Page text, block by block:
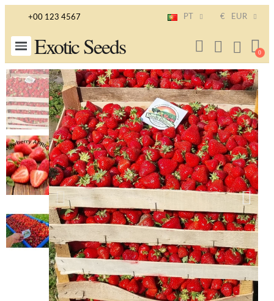
+00 123 4567 PT € EUR
Exotic Seeds